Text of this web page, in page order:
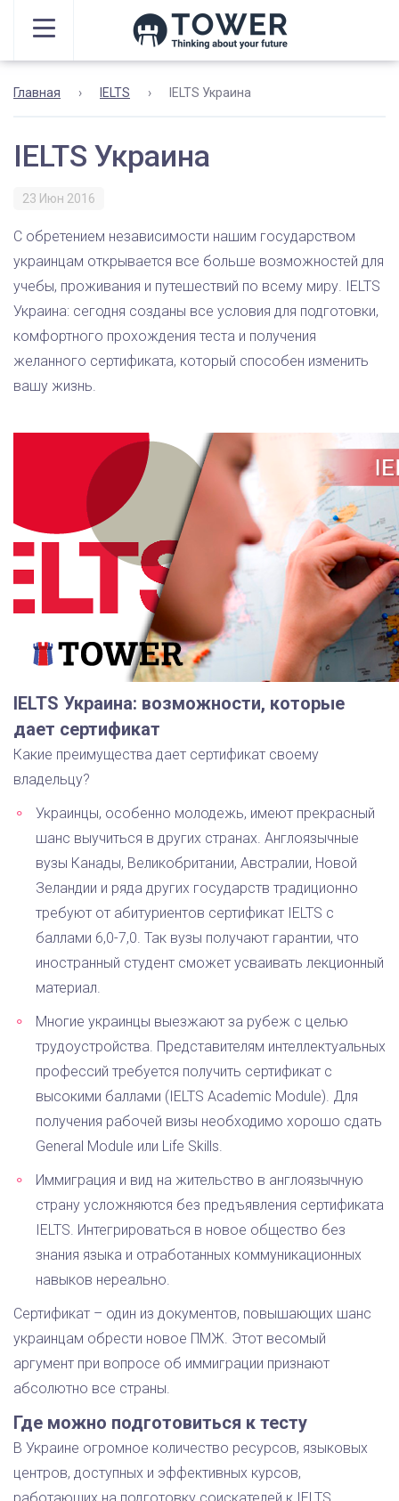
Главная › IELTS › IELTS Украина
IELTS Украина
23 Июн 2016
С обретением независимости нашим государством
украинцам открывается все больше возможностей для
учебы, проживания и путешествий по всему миру. IELTS
Украина: сегодня созданы все условия для подготовки,
комфортного прохождения теста и получения
желанного сертификата, который способен изменить
вашу жизнь.
IELTS Украина: возможности, которые
дает сертификат
Какие преимущества дает сертификат своему
владельцу?
Украинцы, особенно молодежь, имеют прекрасный
шанс выучиться в других странах. Англоязычные
вузы Канады, Великобритании, Австралии, Новой
Зеландии и ряда других государств традиционно
требуют от абитуриентов сертификат IELTS с
баллами 6,0-7,0. Так вузы получают гарантии, что
иностранный студент сможет усваивать лекционный
материал.
Многие украинцы выезжают за рубеж с целью
трудоустройства. Представителям интеллектуальных
профессий требуется получить сертификат с
высокими баллами (IELTS Academic Module). Для
получения рабочей визы необходимо хорошо сдать
General Module или Life Skills.
Иммиграция и вид на жительство в англоязычную
страну усложняются без предъявления сертификата
IELTS. Интегрироваться в новое общество без
знания языка и отработанных коммуникационных
навыков нереально.
Сертификат – один из документов, повышающих шанс
украинцам обрести новое ПМЖ. Этот весомый
аргумент при вопросе об иммиграции признают
абсолютно все страны.
Где можно подготовиться к тесту
В Украине огромное количество ресурсов, языковых
центров, доступных и эффективных курсов,